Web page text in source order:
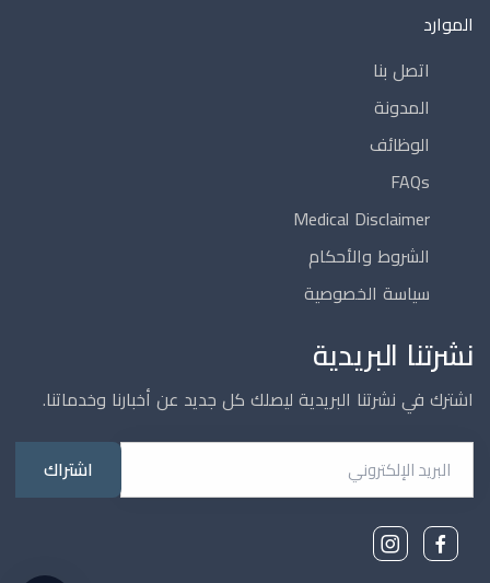
الموارد
اتصل بنا
المدونة
الوظائف
FAQs
Medical Disclaimer
الشروط والأحكام
سياسة الخصوصية
نشرتنا البريدية
اشترك في نشرتنا البريدية ليصلك كل جديد عن أخبارنا وخدماتنا.
● متصل
بمتابعة المحادثة، أنت توافق على تسجيل الرسائل لتحسين الخدمة وفق سياسة
الخصوصية. لا ترسل معلومات حساسة أو بيانات بطاقة.
مرحباً! أنا مساعد غاردينيا الذكي. كيف يمكنني
مساعدتك اليوم؟ يمكنني مساعدتك في العثور
بالعيادة أو الطوارئ.